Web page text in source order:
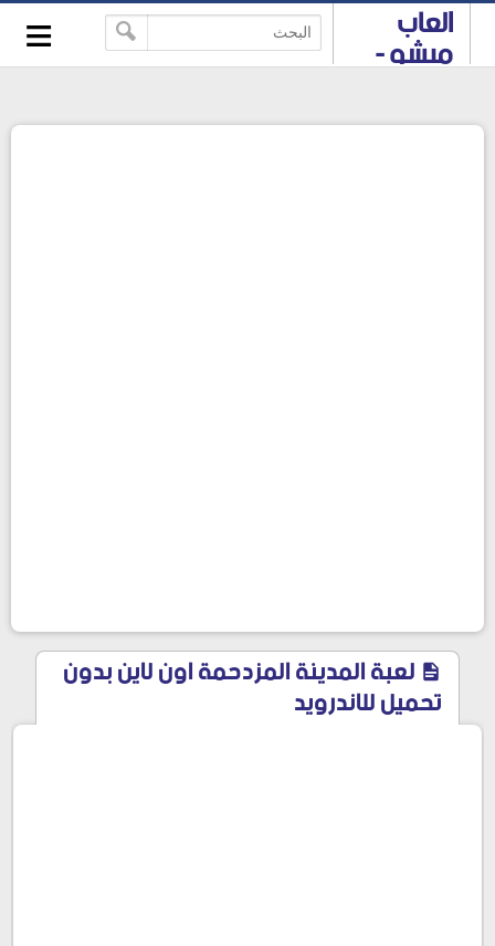
--> العاب
ميشو -
العاب
HTML 5
والعاب
≡
لعبة المدينة المزدحمة اون لاين بدون
تحميل للاندرويد